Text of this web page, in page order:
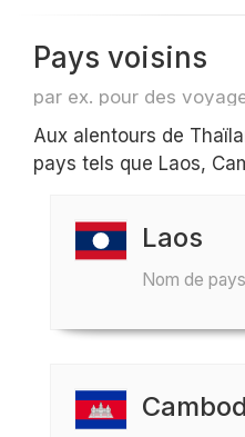
Pays voisins
par ex. pour des
Aux alentours de
pays tels que Laos,
Laos
Nom de